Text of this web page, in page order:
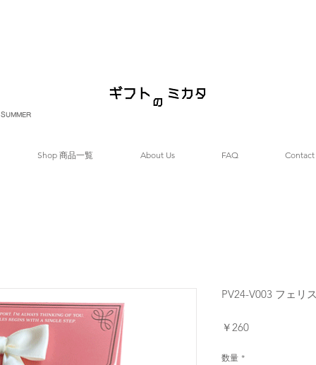
SUMMER
Shop 商品一覧 About Us FAQ Contact
PV24-V003 フェリ
￥260価
数量 *